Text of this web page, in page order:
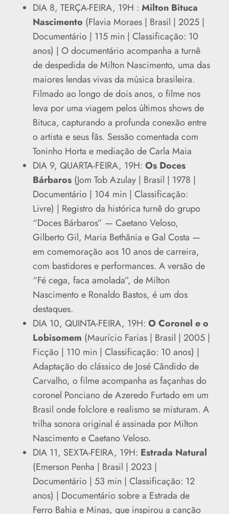
DIA 8, TERÇA-FEIRA, 19H : Milton Bituca
Nascimento (Flavia Moraes | Brasil | 2025 |
Documentário | 115 min | Classificação: 10
anos) | O documentário acompanha a turnê
de despedida de Milton Nascimento, uma das
maiores lendas vivas da música brasileira.
Filmado ao longo de dois anos, o filme nos
leva por uma viagem pelos últimos shows de
Bituca, capturando a profunda conexão entre
o artista e seus fãs. Sessão comentada com
Toninho Horta e mediação de Carla Maia
DIA 9, QUARTA-FEIRA, 19H: Os Doces
Bárbaros(Jom Tob Azulay | Brasil | 1978 |
Documentário | 104 min | Classificação:
Livre) | Registro da histórica turnê do grupo
“Doces Bárbaros” — Caetano Veloso,
Gilberto Gil, Maria Bethânia e Gal Costa —
em comemoração aos 10 anos de carreira,
com bastidores e performances. A versão de
“Fé cega, faca amolada”, de Milton
Nascimento e Ronaldo Bastos, é um dos
destaques.
DIA 10, QUINTA-FEIRA, 19H: O Coronel e o
Lobisomem (Maurício Farias | Brasil | 2005 |
Ficção | 110 min | Classificação: 10 anos) |
Adaptação do clássico de José Cândido de
Carvalho, o filme acompanha as façanhas do
coronel Ponciano de Azeredo Furtado em um
Brasil onde folclore e realismo se misturam. A
trilha sonora original é assinada por Milton
Nascimento e Caetano Veloso.
DIA 11, SEXTA-FEIRA, 19H: Estrada Natural
(Emerson Penha | Brasil | 2023 |
Documentário | 53 min | Classificação: 12
anos) | Documentário sobre a Estrada de
Ferro Bahia e Minas, que inspirou a canção